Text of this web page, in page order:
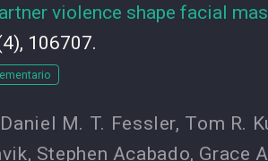
violence shape facial
106707.
Daniel M. T. Fessler, Tom R.
, Stephen Acabado, Grace